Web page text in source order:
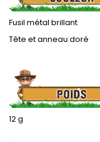
Fusil métal brillant
Tête et anneau doré
.
12 g
.